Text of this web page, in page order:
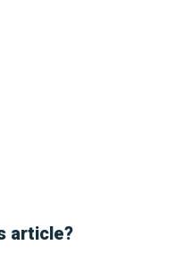
article?